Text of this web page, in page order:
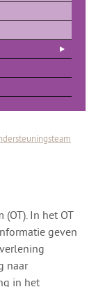
In het OT
geven
naar
in het